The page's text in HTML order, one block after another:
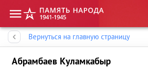
Вернуться на главную страницу
Абрамбаев Куламкабыр
Память народа